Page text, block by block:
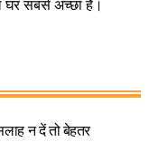
घर सबसे अच्छा है।
न दें तो बेहतर